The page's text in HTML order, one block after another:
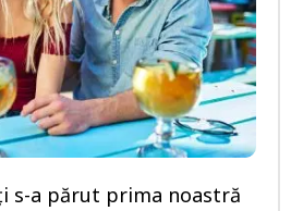
s-a părut prima noastră